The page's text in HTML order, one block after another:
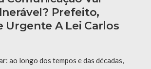
Prefeito,
Urgente A Lei Carlos
ao longo dos tempos e das décadas,